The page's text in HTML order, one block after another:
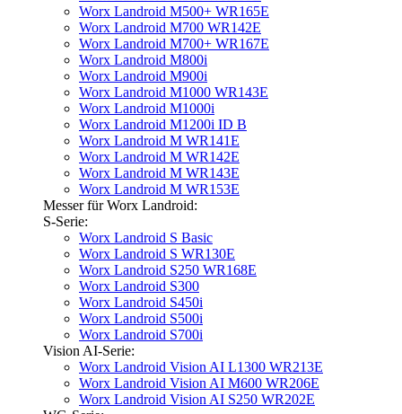
Worx Landroid M500+ WR165E
Worx Landroid M700 WR142E
Worx Landroid M700+ WR167E
Worx Landroid M800i
Worx Landroid M900i
Worx Landroid M1000 WR143E
Worx Landroid M1000i
Worx Landroid M1200i ID B
Worx Landroid M WR141E
Worx Landroid M WR142E
Worx Landroid M WR143E
Worx Landroid M WR153E
Messer für Worx Landroid:
S-Serie:
Worx Landroid S Basic
Worx Landroid S WR130E
Worx Landroid S250 WR168E
Worx Landroid S300
Worx Landroid S450i
Worx Landroid S500i
Worx Landroid S700i
Vision AI-Serie:
Worx Landroid Vision AI L1300 WR213E
Worx Landroid Vision AI M600 WR206E
Worx Landroid Vision AI S250 WR202E